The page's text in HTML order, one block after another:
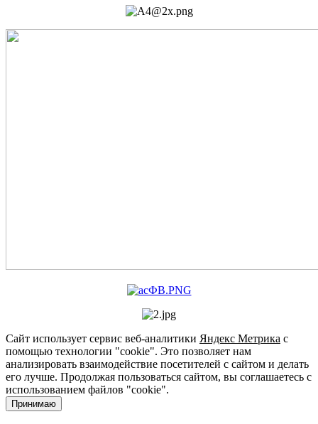
Сайт использует сервис веб-аналитики Яндекс Метрика с
помощью технологии "cookie". Это позволяет нам
анализировать взаимодействие посетителей с сайтом и делать
его лучше. Продолжая пользоваться сайтом, вы соглашаетесь с
использованием файлов "cookie".
Принимаю